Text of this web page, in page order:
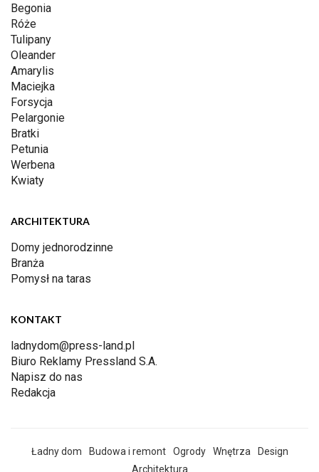
Begonia
Róże
Tulipany
Oleander
Amarylis
Maciejka
Forsycja
Pelargonie
Bratki
Petunia
Werbena
Kwiaty
ARCHITEKTURA
Domy jednorodzinne
Branża
Pomysł na taras
KONTAKT
ladnydom@press-land.pl
Biuro Reklamy Pressland S.A.
Napisz do nas
Redakcja
Ładny dom Budowa i remont Ogrody Wnętrza
Design
Architektura